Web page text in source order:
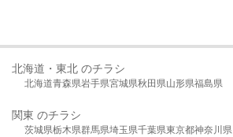
北海道・東北 のチラシ
北海道青森県岩手県宮城県秋田県山形県福島県
関東 のチラシ
茨城県栃木県群馬県埼玉県千葉県東京都神奈川県